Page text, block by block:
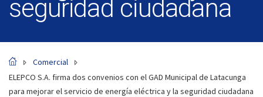
seguridad ciudadana
Comercial
ELEPCO S.A. firma dos convenios con el GAD Municipal de Latacunga
para mejorar el servicio de energía eléctrica y la seguridad ciudadana